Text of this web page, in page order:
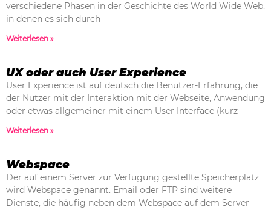
verschiedene Phasen in der Geschichte des World Wide Web,
in denen es sich durch
Weiterlesen »
UX oder auch User Experience
User Experience ist auf deutsch die Benutzer-Erfahrung, die
der Nutzer mit der Interaktion mit der Webseite, Anwendung
oder etwas allgemeiner mit einem User Interface (kurz
Weiterlesen »
Webspace
Der auf einem Server zur Verfügung gestellte Speicherplatz
wird Webspace genannt. Email oder FTP sind weitere
Dienste, die häufig neben dem Webspace auf dem Server